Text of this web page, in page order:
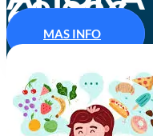
69,99€
MAS INFO